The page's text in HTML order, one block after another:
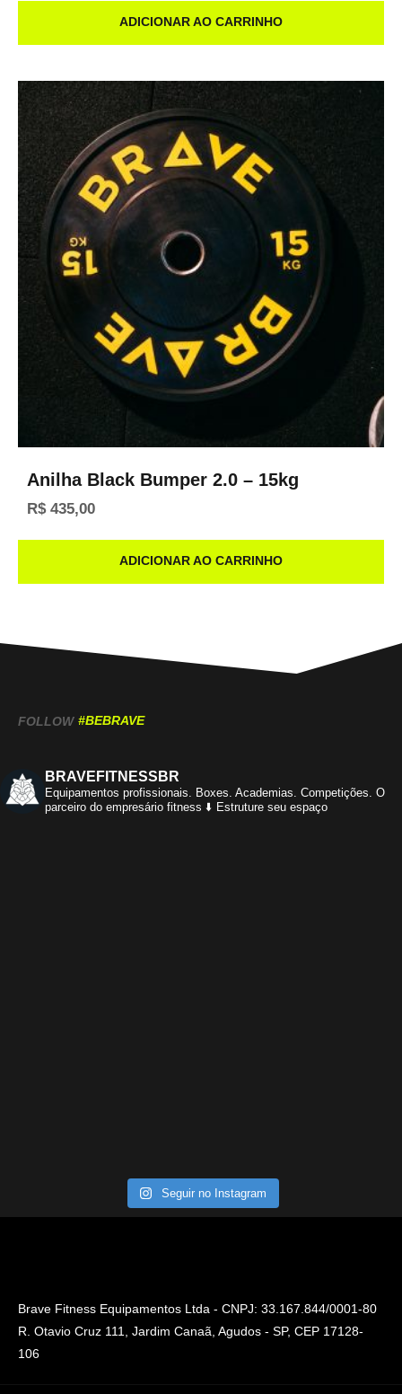
ADICIONAR AO CARRINHO
Anilha Black Bumper 2.0 – 15kg
R$435,00
ADICIONAR AO CARRINHO
FOLLOW #BEBRAVE
BRAVEFITNESSBR
Equipamentos profissionais. Boxes. Academias. Competições. O
parceiro do empresário fitness ⬇️ Estruture seu espaço
Seguir no Instagram
Brave Fitness Equipamentos Ltda - CNPJ: 33.167.844/0001-80
R. Otavio Cruz 111, Jardim Canaã, Agudos - SP, CEP 17128-
106